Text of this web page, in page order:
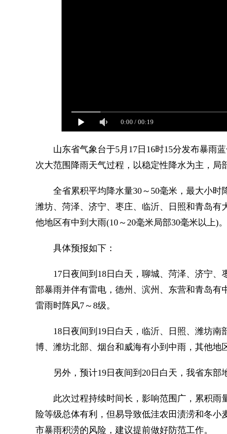
0:00 / 00:19
山东省气象台于5月17日16时15分发布暴雨蓝
次大范围降雨天气过程，以稳定性降水为主，局
全省累积平均降水量30～50毫米，最大小时
潍坊、菏泽、济宁、枣庄、临沂、日照和青岛有
他地区有中到大雨(10～20毫米局部30毫米以上)。
具体预报如下：
17日夜间到18日白天，聊城、菏泽、济宁、
部暴雨并伴有雷电，德州、滨州、东营和青岛
雷雨时阵风7～8级。
18日夜间到19日白天，临沂、日照、潍坊南
博、潍坊北部、烟台和威海有小到中雨，其他地
另外，预计19日夜间到20日白天，我省东部
此次过程持续时间长，影响范围广，累积雨
险等级总体有利，但易导致低洼农田渍涝和冬
市暴雨积涝的风险，建议提前做好防范工作。